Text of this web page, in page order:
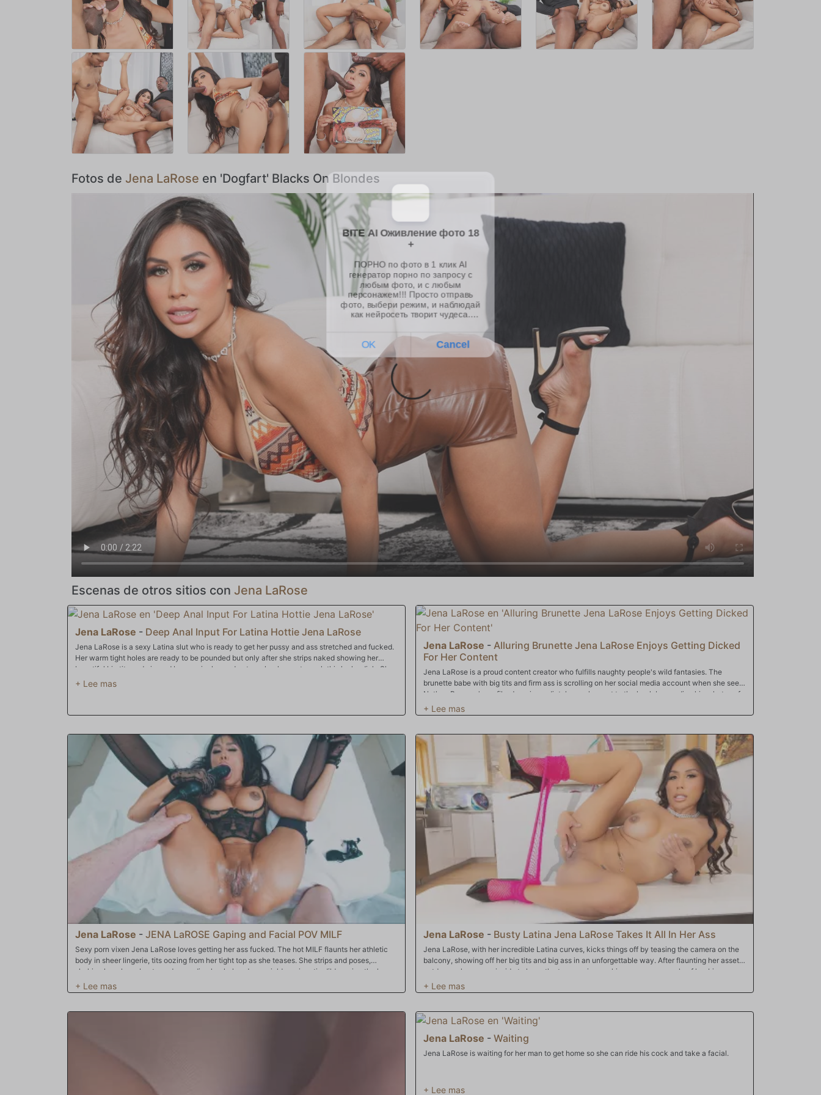
Fotos de Jena LaRose en 'Dogfart' Blacks On Blondes
Escenas de otros sitios con Jena LaRose
Jena LaRose - Deep Anal Input For Latina Hottie Jena LaRose
Jena LaRose is a sexy Latina slut who is ready to get her pussy and ass stretched and fucked.
Her warm tight holes are ready to be pounded but only after she strips naked showing her
beautiful big tits and pierced brown nipples and gets on her knees to suck this lucky dick. She
cums hard from both pussy and ass fucking from all positions. Her smooth tan skin and
Jena LaRose - Alluring Brunette Jena LaRose Enjoys Getting Dicked
For Her Content
Jena LaRose is a proud content creator who fulfills naughty people's wild fantasies. The
brunette babe with big tits and firm ass is scrolling on her social media account when she sees
Nathan Bronson's profile. Jena immediately reaches out to the hunk by sending him photos of
her in brown faux fur lingerie and invites him over. The man films the busty babe as she
performs a naughty tease and delivers a sloppy blowjob-handjob combo to his throbbing cock.
phone and recording him licking her shaved pussy. The horny pair continues to fuck in
spooning and missionary until Nathan pulls out and shoots his load on Jena's stomach.
Jena LaRose - JENA LaROSE Gaping and Facial POV MILF
Sexy porn vixen Jena LaRose loves getting her ass fucked. The hot MILF flaunts her athletic
body in sheer lingerie, tits oozing from her tight top as she teases. She strips and poses,
shaking her plump booty and spreading her holes. Jena wields a gigantic dildo, using the huge
toy to properly stretch open her sphincter. Director Jonni Darkko lends a hand from behind the
camera, and then he steps into the shot to bury his boner in her booty. Jena talks dirty through
Jena LaRose - Busty Latina Jena LaRose Takes It All In Her Ass
Jena LaRose, with her incredible Latina curves, kicks things off by teasing the camera on the
balcony, showing off her big tits and big ass in an unforgettable way. After flaunting her assets
outdoors, she moves inside to keep the tease going, making sure every angle of her big ass
and big tits is on display. Soon, Zac Wild joins in, starting with licking her pussy until Jena is
dripping with excitement. She returns the favor by going all in, deep-throating his cock. The
bedroom, where Zac gives her ass an incredible pounding in multiple positions—even lifting
her up for some intense standing action. To top it all off, Zac finishes with an epic facial,
leaving Jena covered and satisfied, a climax she won't soon forget.
Jena LaRose - Waiting
Jena LaRose is waiting for her man to get home so she can ride his cock and take a facial.